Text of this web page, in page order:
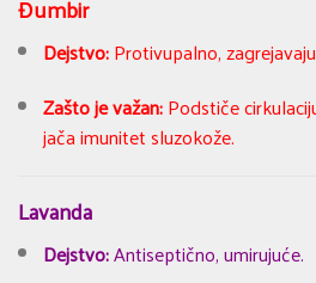
Đumbir
Dejstvo:Protivupalno,
Zašto je važan:Podstiče
jača imunitet sluzokože.
Lavanda
Dejstvo:Antiseptično, umirujuće.